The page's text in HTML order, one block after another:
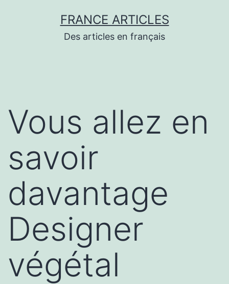
FRANCE ARTICLES
Des articles en français
Vous allez en
savoir
davantage
Designer
végétal